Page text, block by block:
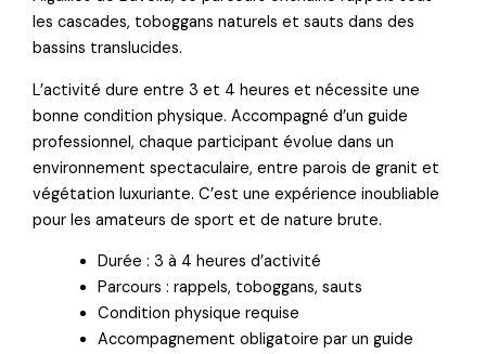
les cascades, toboggans naturels et sauts dans des
bassins translucides.
L’activité dure entre 3 et 4 heures et nécessite une
bonne condition physique. Accompagné d’un guide
professionnel, chaque participant évolue dans un
environnement spectaculaire, entre parois de granit et
végétation luxuriante. C’est une expérience inoubliable
pour les amateurs de sport et de nature brute.
Durée : 3 à 4 heures d’activité
Parcours : rappels, toboggans, sauts
Condition physique requise
Accompagnement obligatoire par un guide